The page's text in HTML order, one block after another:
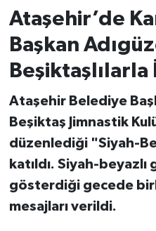
Ataşehir’de
Başkan
Ataşehir Belediye
Beşiktaş Jimnastik
düzenlediği "Siyah-
katıldı. Siyah-
gösterdiği gecede
mesajları verildi.